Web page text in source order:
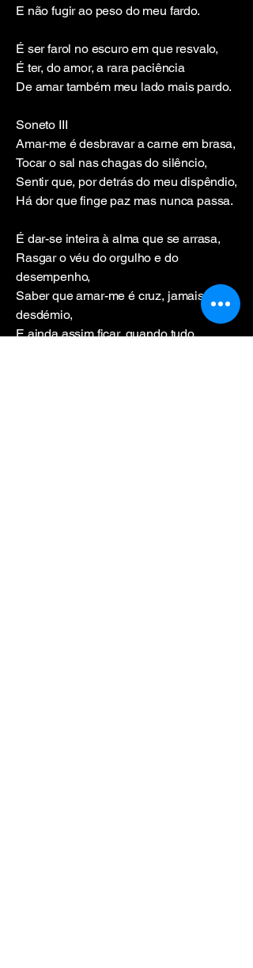
E não fugir ao peso do meu fardo.
É ser farol no escuro em que resvalo,
É ter, do amor, a rara paciência
De amar também meu lado mais pardo.
Soneto III
Amar-me é desbravar a carne em brasa,
Tocar o sal nas chagas do silêncio,
Sentir que, por detrás do meu dispêndio,
Há dor que finge paz mas nunca passa.
É dar-se inteira à alma que se arrasa,
Rasgar o véu do orgulho e do
desempenho,
Saber que amar-me é cruz, jamais
desdémio,
E ainda assim ficar, quando tudo